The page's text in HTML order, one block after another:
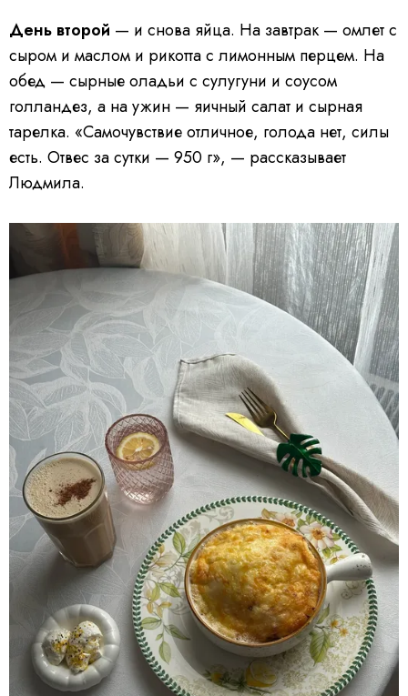
День второй — и снова яйца. На завтрак — омлет с
сыром и маслом и рикотта с лимонным перцем. На
обед — сырные оладьи с сулугуни и соусом
голландез, а на ужин — яичный салат и сырная
тарелка. «Самочувствие отличное, голода нет, силы
есть. Отвес за сутки — 950 г», — рассказывает
Людмила.